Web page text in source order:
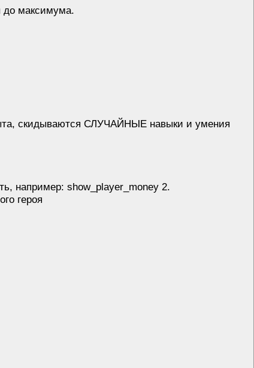
до максимума.
скидываются СЛУЧАЙНЫЕ навыки и умения
например: show_player_money 2.
героя